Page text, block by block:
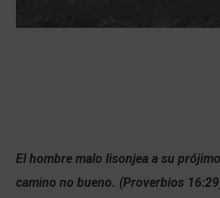
El hombre malo lisonjea a su
camino no bueno. (Proverbios